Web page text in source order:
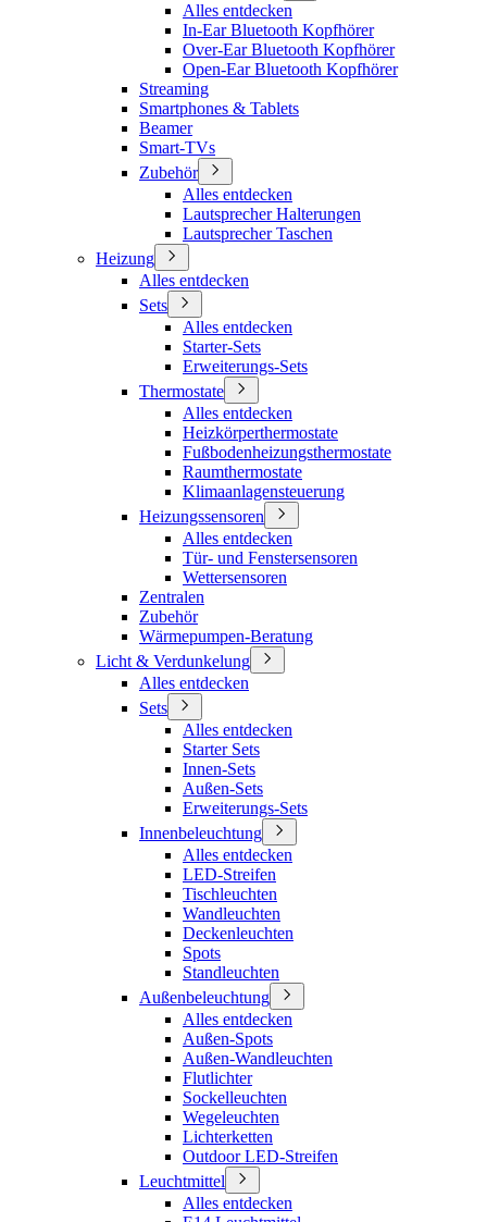
Alles entdecken
In-Ear Bluetooth Kopfhörer
Over-Ear Bluetooth Kopfhörer
Open-Ear Bluetooth Kopfhörer
Streaming
Smartphones & Tablets
Beamer
Smart-TVs
Zubehör
Alles entdecken
Lautsprecher Halterungen
Lautsprecher Taschen
Heizung
Alles entdecken
Sets
Alles entdecken
Starter-Sets
Erweiterungs-Sets
Thermostate
Alles entdecken
Heizkörperthermostate
Fußbodenheizungsthermostate
Raumthermostate
Klimaanlagensteuerung
Heizungssensoren
Alles entdecken
Tür- und Fenstersensoren
Wettersensoren
Zentralen
Zubehör
Wärmepumpen-Beratung
Licht & Verdunkelung
Alles entdecken
Sets
Alles entdecken
Starter Sets
Innen-Sets
Außen-Sets
Erweiterungs-Sets
Innenbeleuchtung
Alles entdecken
LED-Streifen
Tischleuchten
Wandleuchten
Deckenleuchten
Spots
Standleuchten
Außenbeleuchtung
Alles entdecken
Außen-Spots
Außen-Wandleuchten
Flutlichter
Sockelleuchten
Wegeleuchten
Lichterketten
Outdoor LED-Streifen
Leuchtmittel
Alles entdecken